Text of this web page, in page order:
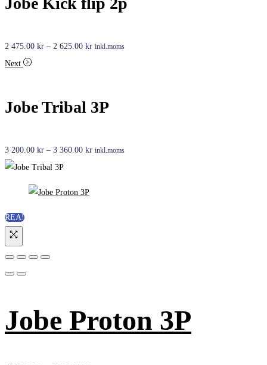
2 475.00 kr – 2 625.00 krPrisintervall:
2
inkl.moms
Next
Jobe Tribal 3P
3 200.00 kr – 3 360.00 krPrisintervall:
inkl.moms
REA!
Jobe Proton 3P